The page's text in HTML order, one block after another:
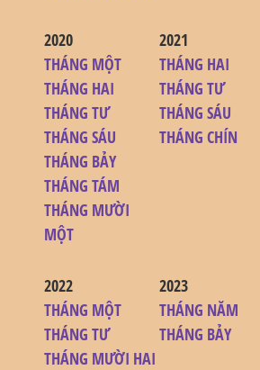
2020
THÁNG MỘT
THÁNG HAI
THÁNG TƯ
THÁNG SÁU
THÁNG BẢY
THÁNG TÁM
THÁNG MƯỜI
MỘT
2021
THÁNG HAI
THÁNG TƯ
THÁNG SÁU
THÁNG CHÍN
2022
THÁNG MỘT
THÁNG TƯ
THÁNG MƯỜI HAI
2023
THÁNG NĂM
THÁNG BẢY